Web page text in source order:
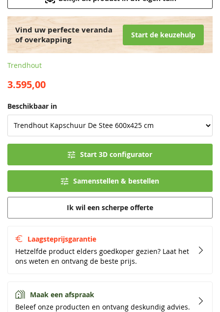
Vind uw perfecte veranda
of overkapping
Start de keuzehulp
Trendhout
3.595,00
Beschikbaar in
Start 3D configurator
Laagsteprijsgarantie
Hetzelfde product elders goedkoper gezien? Laat het
ons weten en ontvang de beste prijs.
Maak een afspraak
Beleef onze producten en ontvang deskundig advies.
Samenstellen & bestellen
Ik wil een scherpe offerte